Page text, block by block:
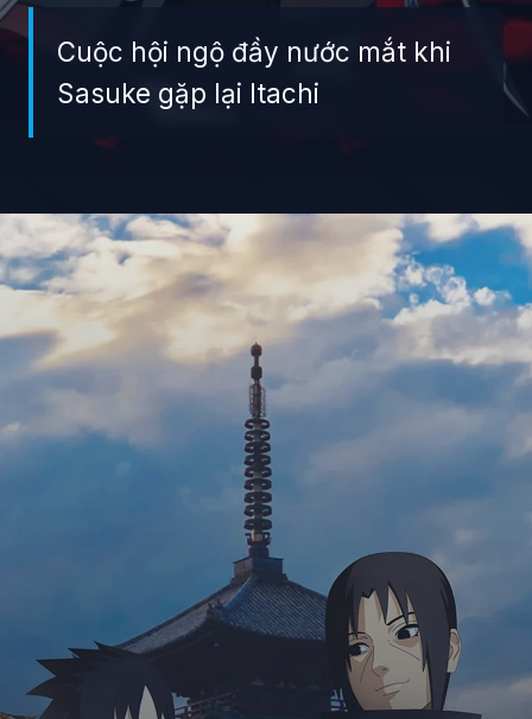
Cuộc hội ngộ đầy nước mắt khi
Sasuke gặp lại Itachi
Đang mởhttps://giaydabonghana.com/anh-sasuke